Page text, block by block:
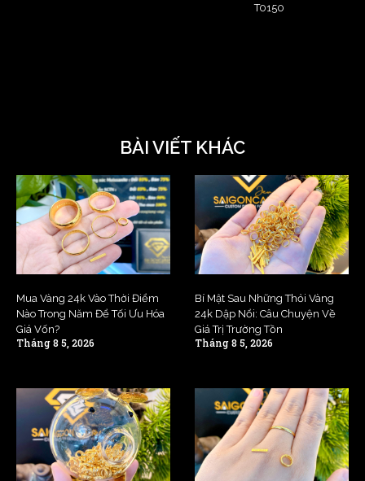
T0150
BÀI VIẾT KHÁC
Mua Vàng 24k Vào Thời Điểm
Nào Trong Năm Để Tối Ưu Hóa
Giá Vốn?
Tháng 8 5, 2026
Bí Mật Sau Những Thỏi Vàng
24k Dập Nổi: Câu Chuyện Về
Giá Trị Trường Tồn
Tháng 8 5, 2026